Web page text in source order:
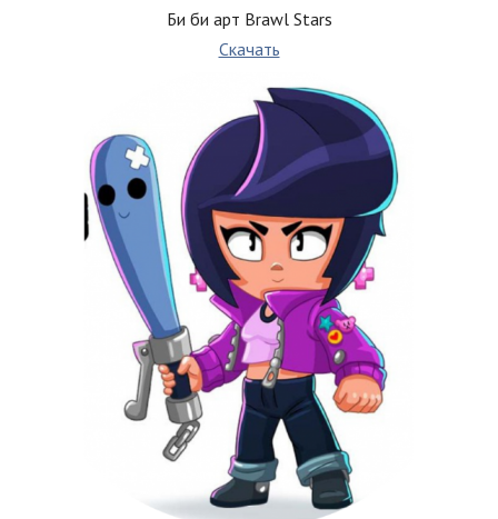
Би би арт Brawl Stars
Скачать